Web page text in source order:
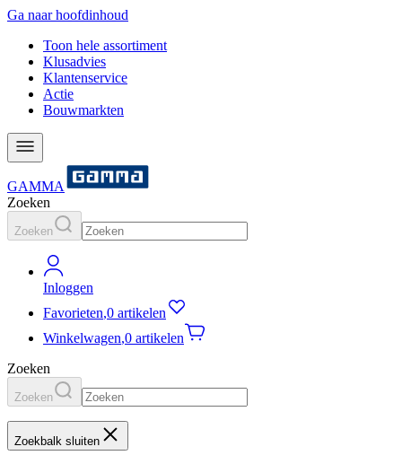
Ga naar hoofdinhoud
Toon hele assortiment
Klusadvies
Klantenservice
Actie
Bouwmarkten
GAMMA
Zoeken
Zoeken
Inloggen
Favorieten,0 artikelen
Winkelwagen,0 artikelen
Zoeken
Zoeken
Zoekbalk sluiten